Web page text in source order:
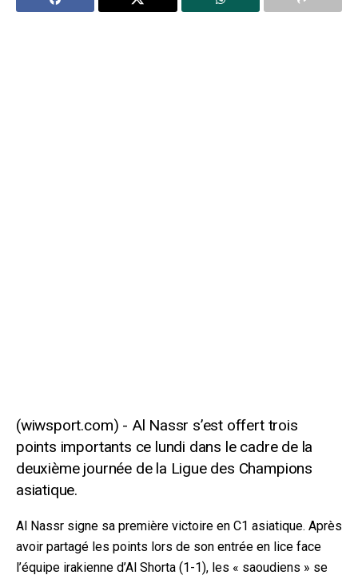
Al Nassr s’est offert trois
points importants ce lundi dans le cadre de la
deuxième journée de la Ligue des Champions
asiatique.
Al Nassr signe sa première victoire en C1 asiatique. Après
avoir partagé les points lors de son entrée en lice face
l’équipe irakienne d’Al Shorta (1-1), les « saoudiens » se